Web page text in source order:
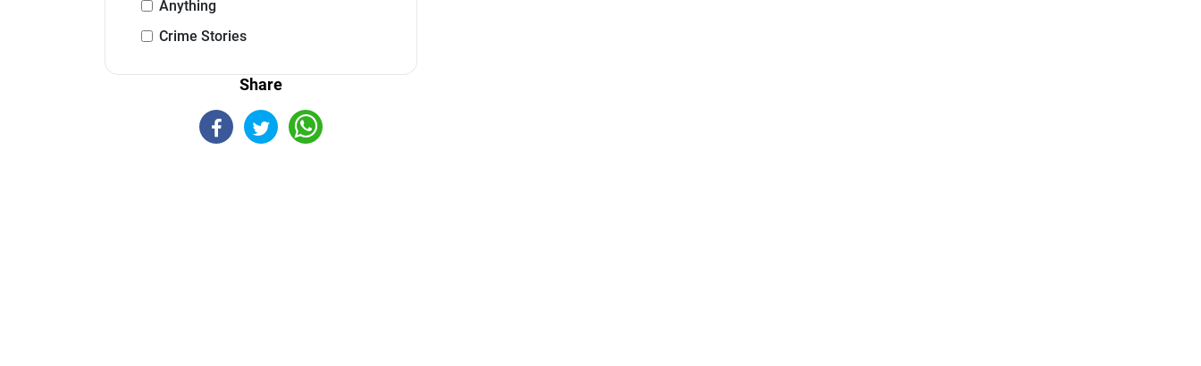
Anything
Crime Stories
Share